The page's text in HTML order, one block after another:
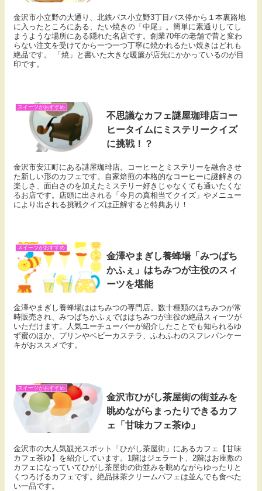
金沢市小立野の大通り、北鉄バス小立野3丁目バス停から１本裏路地
に入ったところにある、たい焼きの「中尾」。簡単に素通りしてし
まうような場所にある隠れた名店です。創業70年の老舗で昔と変わ
らない注文を受けてから一つ一つ丁寧に焼かれるたい焼きはどれも
絶品です。 「焼」と書いた大きな暖簾が店先にかかっているのが目
印です。
スイーツがおすすめ
不思議なカフェ謎屋珈琲店コー
ヒータイムにミステリークイズ
に挑戦！？
金沢市安江町にある謎屋珈琲店。コーヒーとミステリーを融合させ
た新しい形のカフェです。自家焙煎の本格的なコーヒーに謎解きの
楽しさ、面白さのを加えたミステリー好きじゃなくても通いたくな
るお店です。店頭に出される「今月の真相当てクイズ」やメニュー
により出される挑戦クイズは正解すると特典あり！
スイーツがおすすめ
金澤やまぎし養蜂場「みつばち
かふぇ」はちみつが主役のスィ
ーツを堪能
金澤やまぎし養蜂場ははちみつの専門店。数十種類のはちみつが常
時販売され、みつばちかふぇでははちみつが主役の絶品スィーツが
いただけます。人気ユーチューバーが紹介したことでも知られるゆ
ず蜜のほか、プリンやベビーカステラ、ふわふわのスフレパンケー
キがおススメです。
スイーツがおすすめ
金沢市ひがし茶屋街の街並みを
眺めながらまったりできるカフ
ェ「甘味カフェ茶ゆ」
金沢市の大人気観光スポット「ひがし茶屋街」にあるカフェ【甘味
カフェ茶ゆ】を紹介しています。1階はジェラート、2階はお座敷の
カフェになっていてひがし茶屋街の街並みを眺めながらゆったりと
くつろげるカフェです。絶品抹茶クリームパフェは並んでも食べた
い一品です。